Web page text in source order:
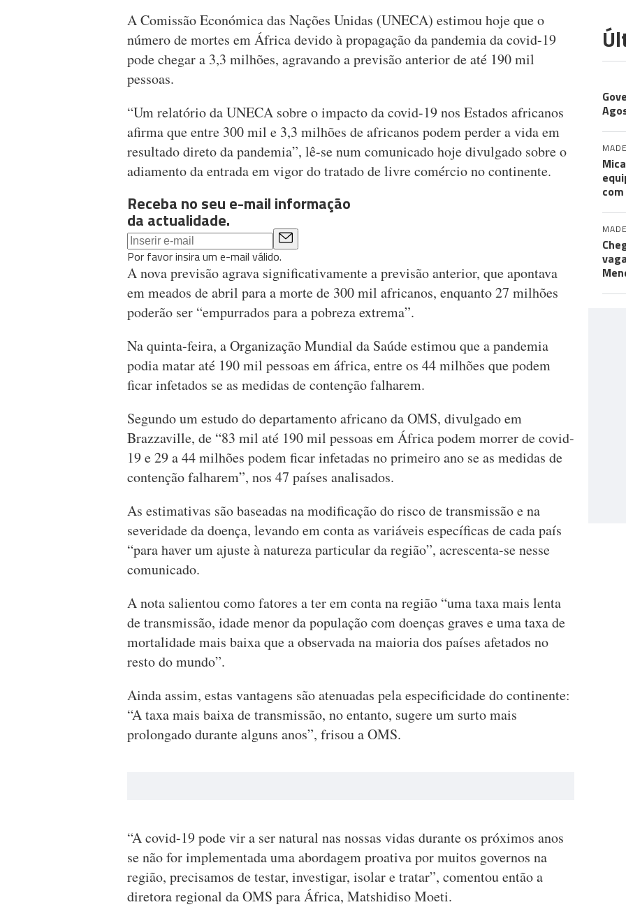
A Comissão Económica das Nações Unidas (UNECA) estimou hoje que o
número de mortes em África devido à propagação da pandemia da covid-19
pode chegar a 3,3 milhões, agravando a previsão anterior de até 190 mil
pessoas.
“Um relatório da UNECA sobre o impacto da covid-19 nos Estados africanos
afirma que entre 300 mil e 3,3 milhões de africanos podem perder a vida em
resultado direto da pandemia”, lê-se num comunicado hoje divulgado sobre o
adiamento da entrada em vigor do tratado de livre comércio no continente.
Receba no seu e-mail informação
da actualidade.
Por favor insira um e-mail válido.
A nova previsão agrava significativamente a previsão anterior, que apontava
em meados de abril para a morte de 300 mil africanos, enquanto 27 milhões
poderão ser “empurrados para a pobreza extrema”.
Na quinta-feira, a Organização Mundial da Saúde estimou que a pandemia
podia matar até 190 mil pessoas em áfrica, entre os 44 milhões que podem
ficar infetados se as medidas de contenção falharem.
Segundo um estudo do departamento africano da OMS, divulgado em
Brazzaville, de “83 mil até 190 mil pessoas em África podem morrer de covid-
19 e 29 a 44 milhões podem ficar infetadas no primeiro ano se as medidas de
contenção falharem”, nos 47 países analisados.
As estimativas são baseadas na modificação do risco de transmissão e na
severidade da doença, levando em conta as variáveis específicas de cada país
“para haver um ajuste à natureza particular da região”, acrescenta-se nesse
comunicado.
A nota salientou como fatores a ter em conta na região “uma taxa mais lenta
de transmissão, idade menor da população com doenças graves e uma taxa de
mortalidade mais baixa que a observada na maioria dos países afetados no
resto do mundo”.
Ainda assim, estas vantagens são atenuadas pela especificidade do continente:
“A taxa mais baixa de transmissão, no entanto, sugere um surto mais
prolongado durante alguns anos”, frisou a OMS.
“A covid-19 pode vir a ser natural nas nossas vidas durante os próximos anos
se não for implementada uma abordagem proativa por muitos governos na
região, precisamos de testar, investigar, isolar e tratar”, comentou então a
diretora regional da OMS para África, Matshidiso Moeti.